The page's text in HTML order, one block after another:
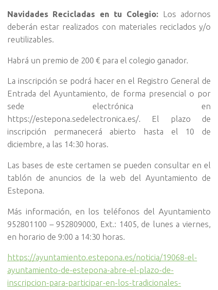
Navidades Recicladas en tu Colegio: Los adornos
deberán estar realizados con materiales reciclados y/o
reutilizables.
Habrá un premio de 200 € para el colegio ganador.
La inscripción se podrá hacer en el Registro General de
Entrada del Ayuntamiento, de forma presencial o por
sede electrónica en
https://estepona.sedelectronica.es/. El plazo de
inscripción permanecerá abierto hasta el 10 de
diciembre, a las 14:30 horas.
Las bases de este certamen se pueden consultar en el
tablón de anuncios de la web del Ayuntamiento de
Estepona.
Más información, en los teléfonos del Ayuntamiento
952801100 – 952809000, Ext.: 1405, de lunes a viernes,
en horario de 9:00 a 14:30 horas.
https://ayuntamiento.estepona.es/noticia/19068-el-
ayuntamiento-de-estepona-abre-el-plazo-de-
inscripcion-para-participar-en-los-tradicionales-